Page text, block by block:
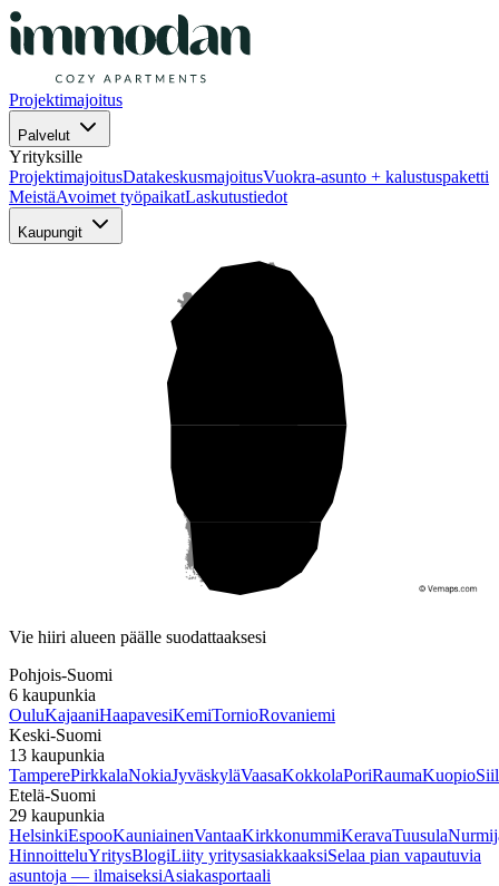
Projektimajoitus
Palvelut
Yrityksille
ProjektimajoitusDatakeskusmajoitusVuokra-asunto + kalustuspaketti
MeistäAvoimet työpaikatLaskutustiedot
Kaupungit
Vie hiiri alueen päälle suodattaaksesi
Pohjois-Suomi
6 kaupunkia
OuluKajaaniHaapavesiKemiTornioRovaniemi
Keski-Suomi
13 kaupunkia
TamperePirkkalaNokiaJyväskyläVaasaKokkolaPoriRaumaKuopio
Etelä-Suomi
29 kaupunkia
HelsinkiEspooKauniainenVantaaKirkkonummiKeravaTuusula
HinnoitteluYritysBlogiLiity yritysasiakkaaksiSelaa pian vapautuvia
asuntoja — ilmaiseksiAsiakasportaali